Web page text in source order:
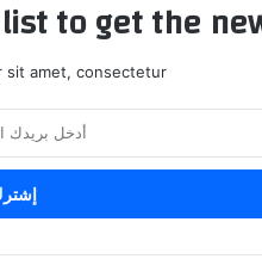
to get the
sit amet, consectetur.